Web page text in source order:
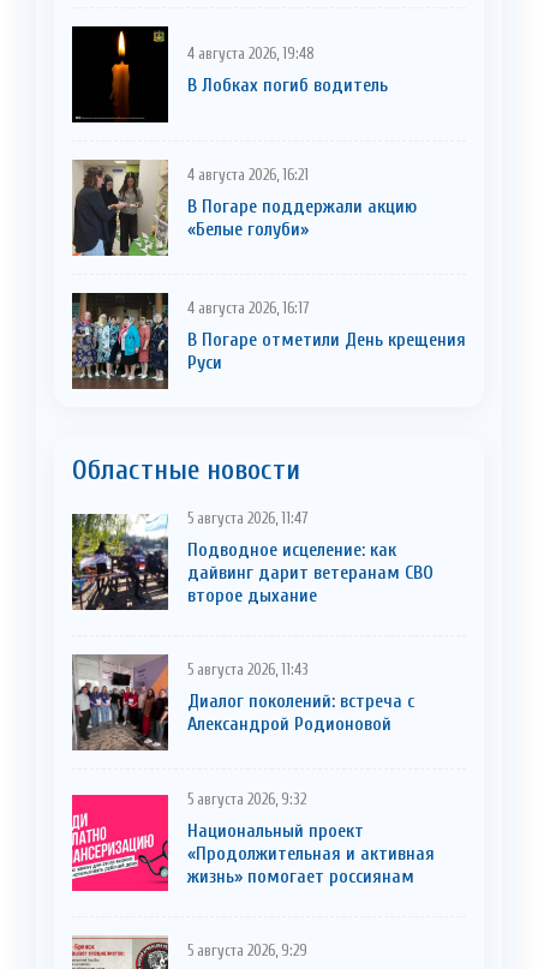
4 августа 2026, 19:48
В Лобках погиб водитель
4 августа 2026, 16:21
В Погаре поддержали акцию
«Белые голуби»
4 августа 2026, 16:17
В Погаре отметили День крещения
Руси
Областные новости
5 августа 2026, 11:47
Подводное исцеление: как
дайвинг дарит ветеранам СВО
второе дыхание
5 августа 2026, 11:43
Диалог поколений: встреча с
Александрой Родионовой
5 августа 2026, 9:32
Национальный проект
«Продолжительная и активная
жизнь» помогает россиянам
5 августа 2026, 9:29